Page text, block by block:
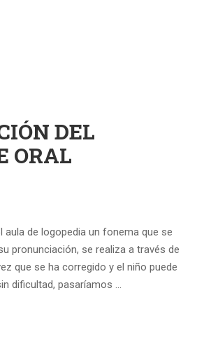
DEL
ORAL
aula de logopedia un fonema que se
pronunciación, se realiza a través de
que se ha corregido y el niño puede
dificultad, pasaríamos …